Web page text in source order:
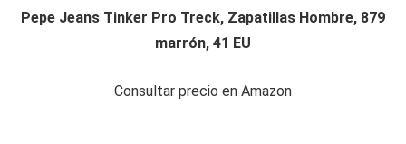
Pepe Jeans Tinker Pro Treck, Zapatillas Hombre, 879
marrón, 41 EU
Consultar precio en Amazon